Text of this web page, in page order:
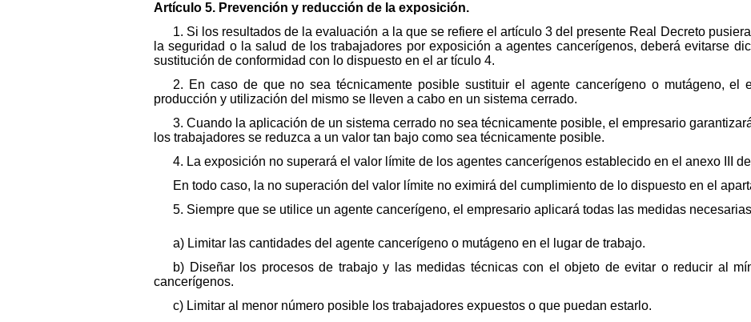
Artículo 5. Prevención y reducción de la exposición.
1. Si los resultados de la evaluación a la que se refiere el artículo 3 del presente Real Decreto
la seguridad o la salud de los trabajadores por exposición a agentes cancerígenos, deberá evitarse
sustitución de conformidad con lo dispuesto en el ar tículo 4.
2. En caso de que no sea técnicamente posible sustituir el agente cancerígeno o mutágeno, el
producción y utilización del mismo se lleven a cabo en un sistema cerrado.
3. Cuando la aplicación de un sistema cerrado no sea técnicamente posible, el empresario
los trabajadores se reduzca a un valor tan bajo como sea técnicamente posible.
4. La exposición no superará el valor límite de los agentes cancerígenos establecido en el anexo III
En todo caso, la no superación del valor límite no eximirá del cumplimiento de lo dispuesto en el
5. Siempre que se utilice un agente cancerígeno, el empresario aplicará todas las medidas
a) Limitar las cantidades del agente cancerígeno o mutágeno en el lugar de trabajo.
b) Diseñar los procesos de trabajo y las medidas técnicas con el objeto de evitar o reducir al
cancerígenos.
c) Limitar al menor número posible los trabajadores expuestos o que puedan estarlo.